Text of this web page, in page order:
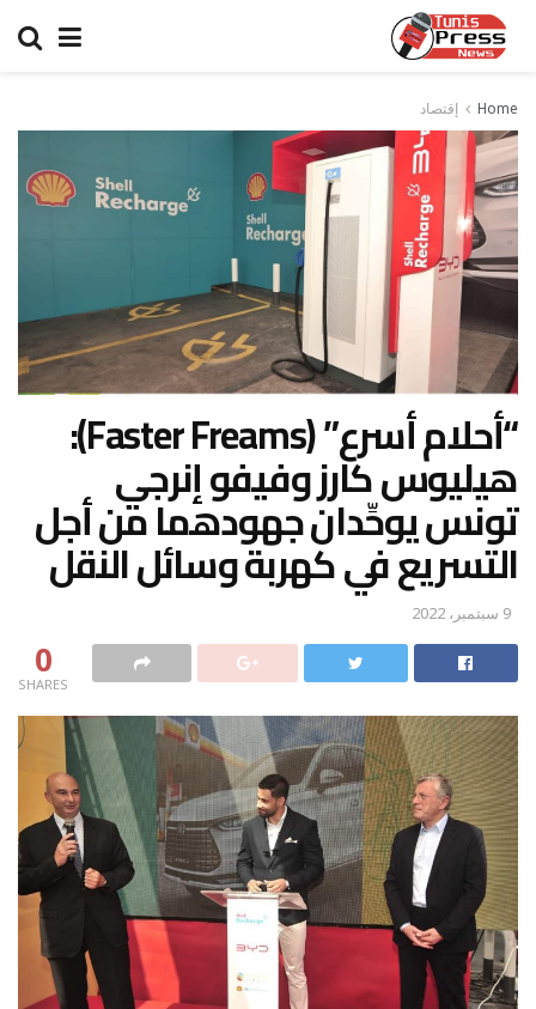
Home إقتصاد
“أحلام أسرع” (Faster Freams):
هيليوس كارز وفيفو إنرجي
تونس يوحِّدان جهودهما من أجل
التسريع في كهربة وسائل النقل
9 سبتمبر، 2022
0
SHARES